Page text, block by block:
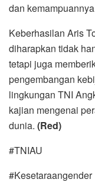
dan
Keberhasilan Aris
diharapkan tidak
tetapi juga
pengembangan
lingkungan TNI
kajian mengenai
dunia. (Red)
#TNIAU
#Kesetaraangender